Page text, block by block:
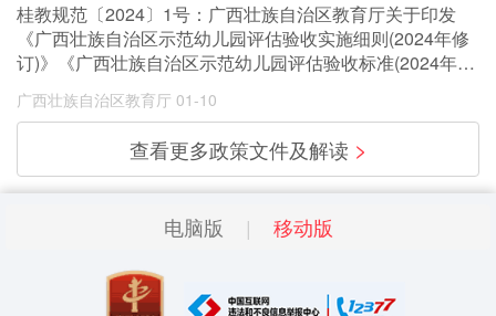
桂教规范〔2024〕1号：广西壮族自治区教育厅关于印发
《广西壮族自治区示范幼儿园评估验收实施细则(2024年修
订)》《广西壮族自治区示范幼儿园评估验收标准(2024年修
订)》的通知
广西壮族自治区教育厅 01-10
查看更多政策文件及解读 >
电脑版 移动版